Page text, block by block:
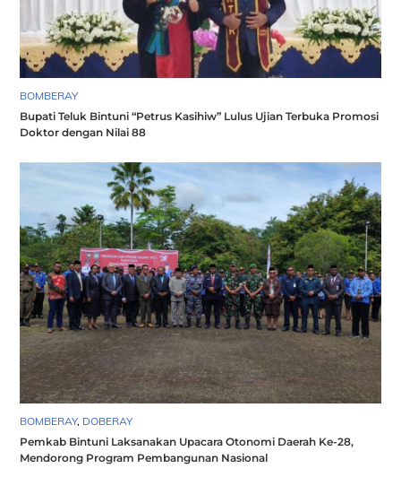
BOMBERAY
Bupati Teluk Bintuni “Petrus Kasihiw” Lulus Ujian Terbuka Promosi
Doktor dengan Nilai 88
BOMBERAY, DOBERAY
Pemkab Bintuni Laksanakan Upacara Otonomi Daerah Ke-28,
Mendorong Program Pembangunan Nasional